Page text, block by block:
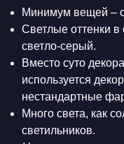
Минимум вещей –
Светлые оттенки
светло-серый.
Вместо суто
используется
нестандартные
Много света, как
светильников.